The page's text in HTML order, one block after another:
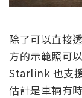
除了可以直接
方的示範照可
Starlink 也支
估計是車輛有